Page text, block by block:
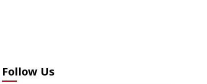
Follow Us